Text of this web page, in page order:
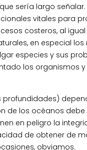
sería largo señalar.
vitales para
costeros, al igual
en especial los
especies y sus
los organismos y
de los océanos debe
en peligro la
de obtener de
obviamos.